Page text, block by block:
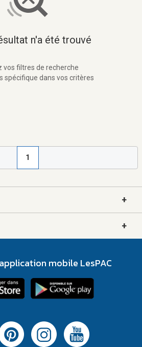
n'a été trouvé
vos filtres de recherche
spécifique dans vos critères
1
+
+
mobile LesPAC